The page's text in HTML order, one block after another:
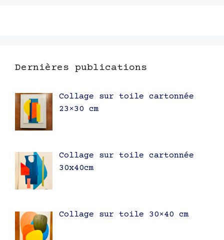
Dernières publications
Collage sur toile cartonnée
23×30 cm
Collage sur toile cartonnée
30x40cm
Collage sur toile 30×40 cm